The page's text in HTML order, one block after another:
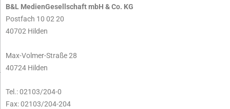
B&L MedienGesellschaft mbH & Co. KG
Postfach 10 02 20
40702 Hilden
Max-Volmer-Straße 28
40724 Hilden
Tel.: 02103/204-0
Fax: 02103/204-204